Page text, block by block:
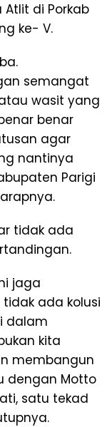
di Porkab
ke- V.
semangat
wasit yang
benar
agar
nantinya
Parigi
tidak ada
jaga
ada kolusi
dalam
kita
membangun
dengan Motto
satu tekad